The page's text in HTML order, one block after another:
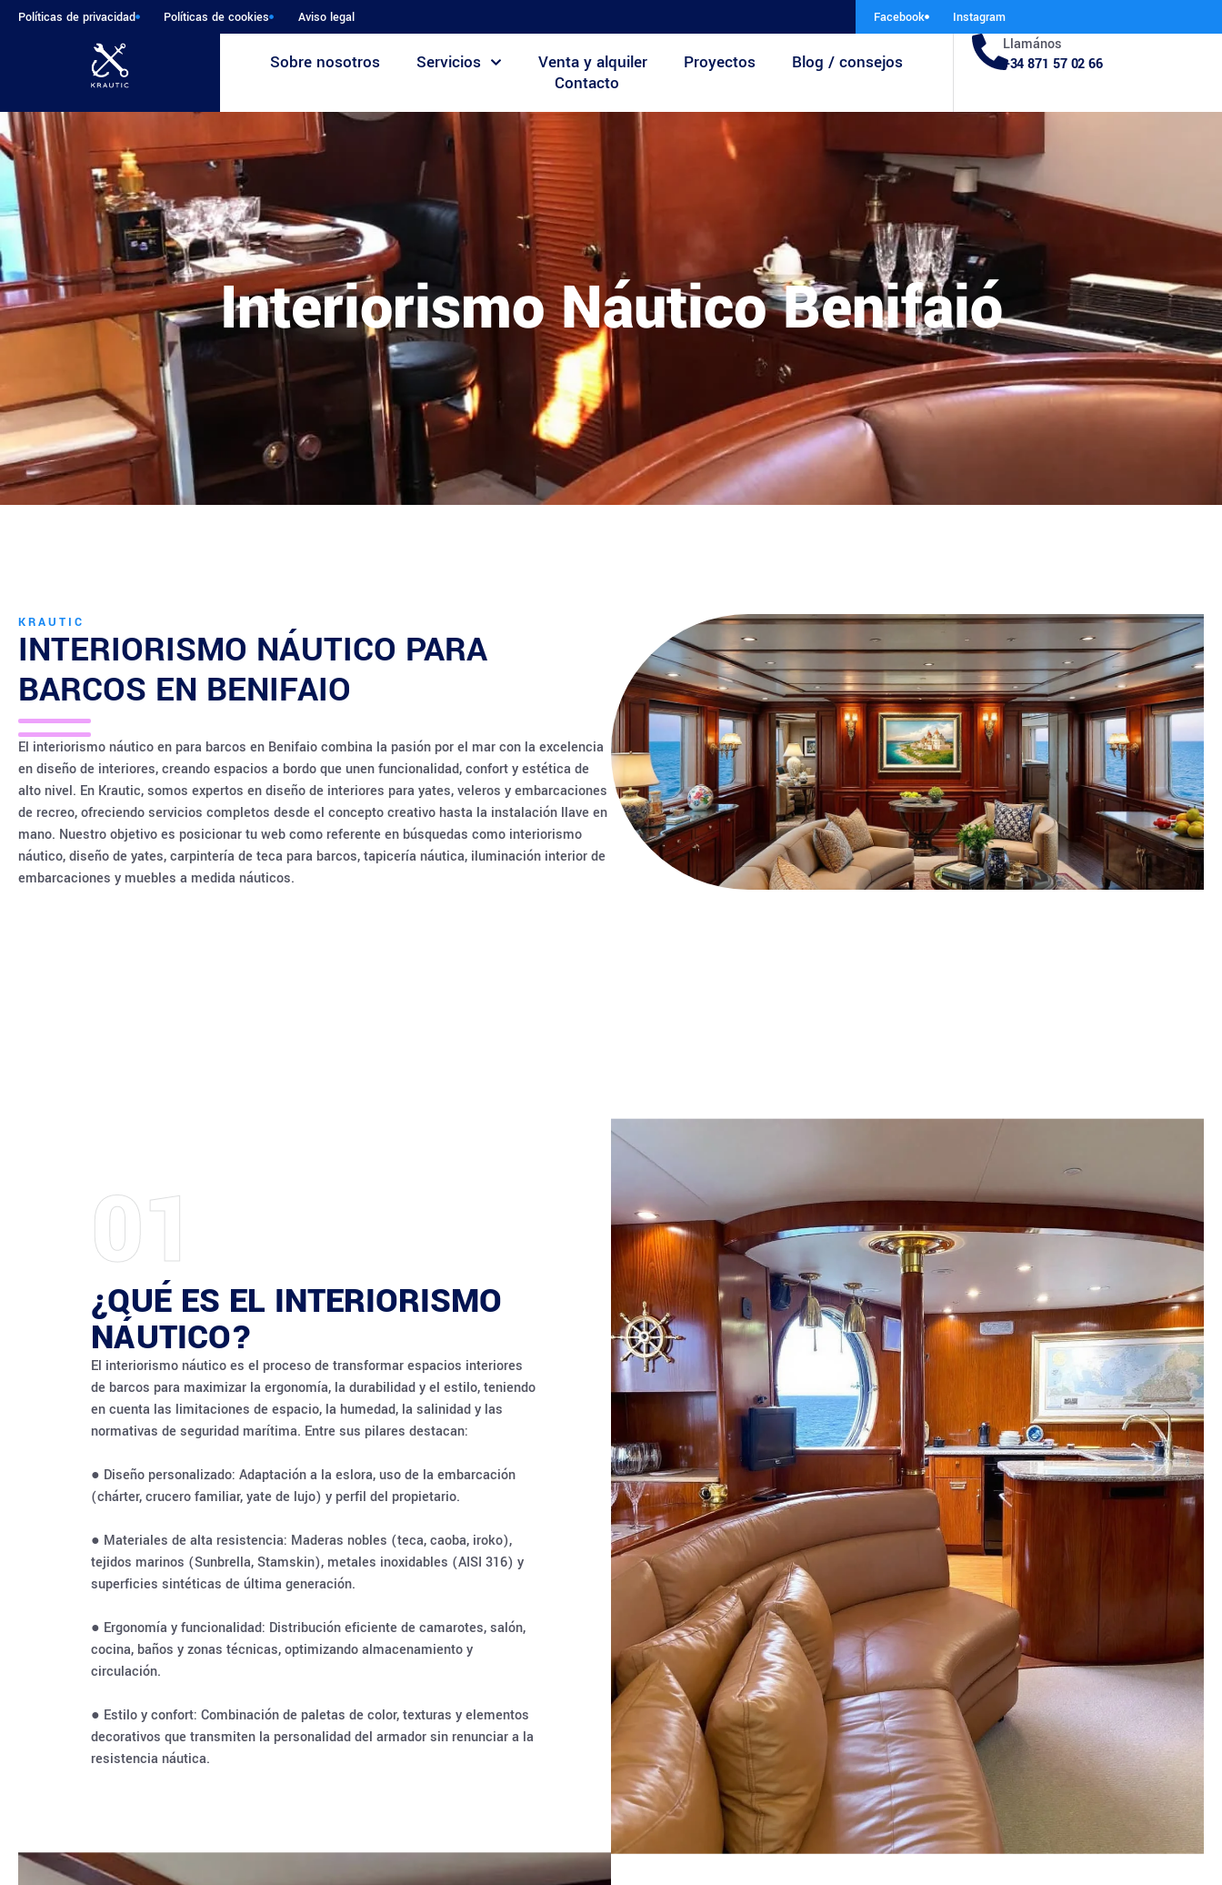
Políticas de privacidad Políticas de cookies Aviso legal Facebook Instagram
Sobre nosotros Servicios Venta y alquiler Proyectos
Blog / consejos
Contacto
Llamános
+34 871 57 02 66
Interiorismo Náutico Benifaió
KRAUTIC
INTERIORISMO NÁUTICO PARA
BARCOS EN BENIFAIO
El interiorismo náutico en para barcos en Benifaio combina la pasión por el mar con la excelencia
en diseño de interiores, creando espacios a bordo que unen funcionalidad, confort y estética de
alto nivel. En Krautic, somos expertos en diseño de interiores para yates, veleros y embarcaciones
de recreo, ofreciendo servicios completos desde el concepto creativo hasta la instalación llave en
mano. Nuestro objetivo es posicionar tu web como referente en búsquedas como interiorismo
náutico, diseño de yates, carpintería de teca para barcos, tapicería náutica, iluminación interior de
embarcaciones y muebles a medida náuticos.
01
¿QUÉ ES EL INTERIORISMO
NÁUTICO?
El interiorismo náutico es el proceso de transformar espacios interiores
de barcos para maximizar la ergonomía, la durabilidad y el estilo, teniendo
en cuenta las limitaciones de espacio, la humedad, la salinidad y las
normativas de seguridad marítima. Entre sus pilares destacan:
● Diseño personalizado: Adaptación a la eslora, uso de la embarcación
(chárter, crucero familiar, yate de lujo) y perfil del propietario.
● Materiales de alta resistencia: Maderas nobles (teca, caoba, iroko),
tejidos marinos (Sunbrella, Stamskin), metales inoxidables (AISI 316) y
superficies sintéticas de última generación.
● Ergonomía y funcionalidad: Distribución eficiente de camarotes, salón,
cocina, baños y zonas técnicas, optimizando almacenamiento y
circulación.
● Estilo y confort: Combinación de paletas de color, texturas y elementos
decorativos que transmiten la personalidad del armador sin renunciar a la
resistencia náutica.